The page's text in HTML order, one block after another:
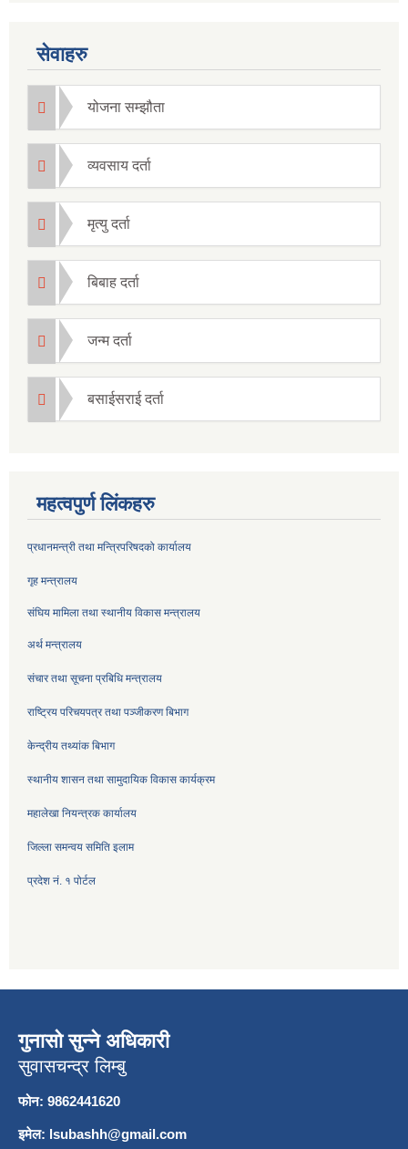
सेवाहरु
योजना सम्झौता
व्यवसाय दर्ता
मृत्यु दर्ता
बिबाह दर्ता
जन्म दर्ता
बसाईसराई दर्ता
महत्वपुर्ण लिंकहरु
प्रधानमन्त्री तथा मन्त्रिपरिषदको कार्यालय
गृह मन्त्रालय
संघिय मामिला तथा स्थानीय विकास मन्त्रालय
अर्थ मन्त्रालय
संचार तथा सूचना प्रबिधि मन्त्रालय
राष्ट्रिय परिचयपत्र तथा पञ्जीकरण बिभाग
केन्द्रीय तथ्यांक बिभाग
स्थानीय शासन तथा सामुदायिक विकास कार्यक्रम
महालेखा नियन्त्रक कार्यालय
जिल्ला समन्वय समिति इलाम
प्रदेश नं. १ पोर्टल
गुनासो सुन्ने अधिकारी
सुवासचन्द्र लिम्बु
फोन: 9862441620
इमेल: lsubashh@gmail.com